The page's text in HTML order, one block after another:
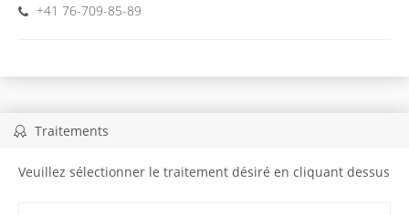
+41 76-709-85-89
Traitements
Veuillez sélectionner le traitement désiré en cliquant dessus